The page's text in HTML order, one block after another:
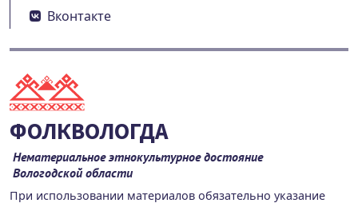
Вконтакте
ФОЛКВОЛОГДА
Нематериальное этнокультурное достояние
Вологодской области
При использовании материалов обязательно указание